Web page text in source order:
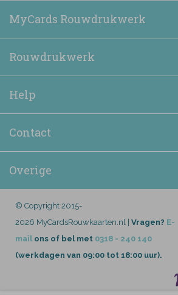
MyCards Rouwdrukwerk
Rouwdrukwerk
Help
Contact
Overige
© Copyright 2015-
2026 MyCardsRouwkaarten.nl | Vragen? E-
mail ons of bel met 0318 - 240 140
(werkdagen van 09:00 tot 18:00 uur).